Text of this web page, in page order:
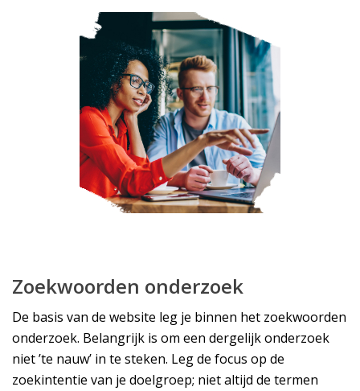
Zoekwoorden onderzoek
De basis van de website leg je binnen het zoekwoorden
onderzoek. Belangrijk is om een dergelijk onderzoek
niet ’te nauw’ in te steken. Leg de focus op de
zoekintentie van je doelgroep; niet altijd de termen